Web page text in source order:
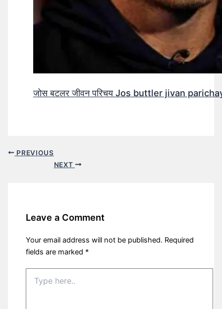
जोस बटलर जीवन परिचय Jos buttler jivan
PREVIOUS
NEXT
Leave a Comment
Your email address will not be published. Required
fields are marked *
here..